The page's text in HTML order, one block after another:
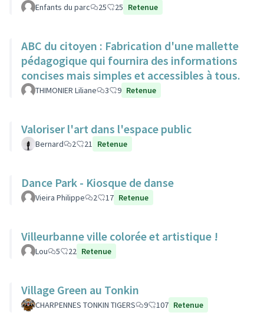
Enfants du parc 25 25 Retenue
ABC du citoyen : Fabrication d'une mallette
pédagogique qui fournira des informations
concises mais simples et accessibles à tous.
THIMONIER Liliane 3 9 Retenue
Valoriser l'art dans l'espace public
Bernard 2 21 Retenue
Dance Park - Kiosque de danse
Vieira Philippe 2 17 Retenue
Villeurbanne ville colorée et artistique !
Lou 5 22 Retenue
Village Green au Tonkin
CHARPENNES TONKIN TIGERS 9 107 Retenue